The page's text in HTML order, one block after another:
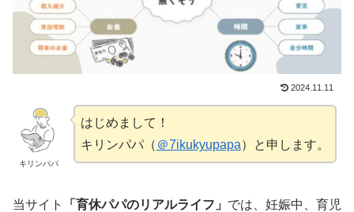
2024.11.11
キリンパパ
はじめまして！
キリンパパ（ ＠7ikukyupapa）と申します。
当サイト 「育休パパのリアルライフ」 では、妊娠中、育児